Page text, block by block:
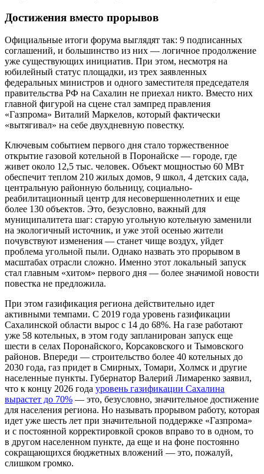
Достижения вместо прорывов
Официальные итоги форума выглядят так: 9 подписанных
соглашений, и большинство из них — логичное продолжение
уже существующих инициатив. При этом, несмотря на
юбилейный статус площадки, из трех заявленных
федеральных министров и одного заместителя председателя
правительства РФ на Сахалин не приехал никто. Вместо них
главной фигурой на сцене стал зампред правления
«Газпрома» Виталий Маркелов, который фактически
«вытягивал» на себе двухдневную повестку.
Ключевым событием первого дня стало торжественное
открытие газовой котельной в Поронайске — городе, где
живет около 12,5 тыс. человек. Объект мощностью 60 МВт
обеспечит теплом 210 жилых домов, 9 школ, 4 детских сада,
центральную районную больницу, социально-
реабилитационный центр для несовершеннолетних и еще
более 130 объектов. Это, безусловно, важный для
муниципалитета шаг: старую угольную котельную заменили
на экологичный источник, и уже этой осенью жители
почувствуют изменения — станет чище воздух, уйдет
проблема угольной пыли. Однако назвать это прорывом в
масштабах отрасли сложно. Именно этот локальный запуск
стал главным «хитом» первого дня — более значимой новости
повестка не предложила.
При этом газификация региона действительно идет
активными темпами. С 2019 года уровень газификации
Сахалинской области вырос с 14 до 68%. На газе работают
уже 58 котельных, в этом году запланирован запуск еще
шести в селах Поронайского, Корсаковского и Тымовского
районов. Впереди — строительство более 40 котельных до
2030 года, газ придет в Смирных, Томари, Холмск и другие
населенные пункты. Губернатор Валерий Лимаренко заявил,
что к концу 2026 года уровень газификации Сахалина
вырастет до 70% — это, безусловно, значительное достижение
для населения региона. Но называть прорывом работу, которая
идет уже шесть лет при значительной поддержке «Газпрома»
и с постоянной корректировкой сроков вправо то в одном, то
в другом населенном пункте, да еще и на фоне постоянно
сокращающихся бюджетных вложений — это, пожалуй,
слишком громко.